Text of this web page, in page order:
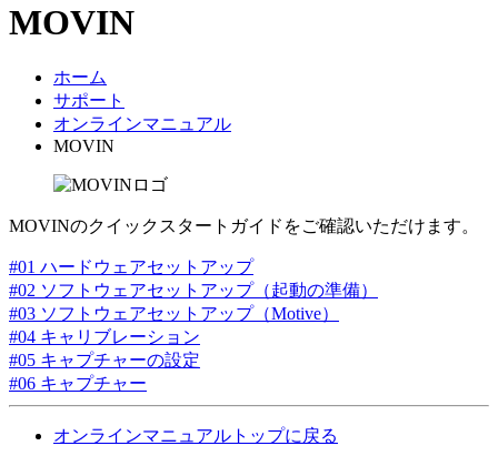
MOVIN
ホーム
サポート
オンラインマニュアル
MOVIN
MOVINのクイックスタートガイドをご確認いただけます。
#01 ハードウェアセットアップ
#02 ソフトウェアセットアップ（起動の準備）
#03 ソフトウェアセットアップ（Motive）
#04 キャリブレーション
#05 キャプチャーの設定
#06 キャプチャー
オンラインマニュアルトップに戻る